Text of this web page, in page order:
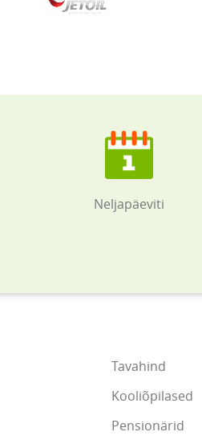
Neljapäeviti
Tavahind
Kooliõpilased
Pensionärid